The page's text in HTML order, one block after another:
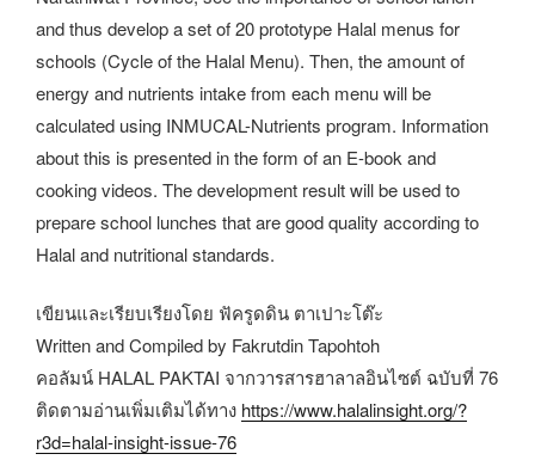
and thus develop a set of 20 prototype Halal menus for
schools (Cycle of the Halal Menu). Then, the amount of
energy and nutrients intake from each menu will be
calculated using INMUCAL-Nutrients program. Information
about this is presented in the form of an E-book and
cooking videos. The development result will be used to
prepare school lunches that are good quality according to
Halal and nutritional standards.
เขียนและเรียบเรียงโดย ฟัครูดดิน ตาเปาะโต๊ะ
Written and Compiled by Fakrutdin Tapohtoh
คอลัมน์ HALAL PAKTAI จากวารสารฮาลาลอินไซต์ ฉบับที่ 76
ติดตามอ่านเพิ่มเติมได้ทาง https://www.halalinsight.org/?
r3d=halal-insight-issue-76